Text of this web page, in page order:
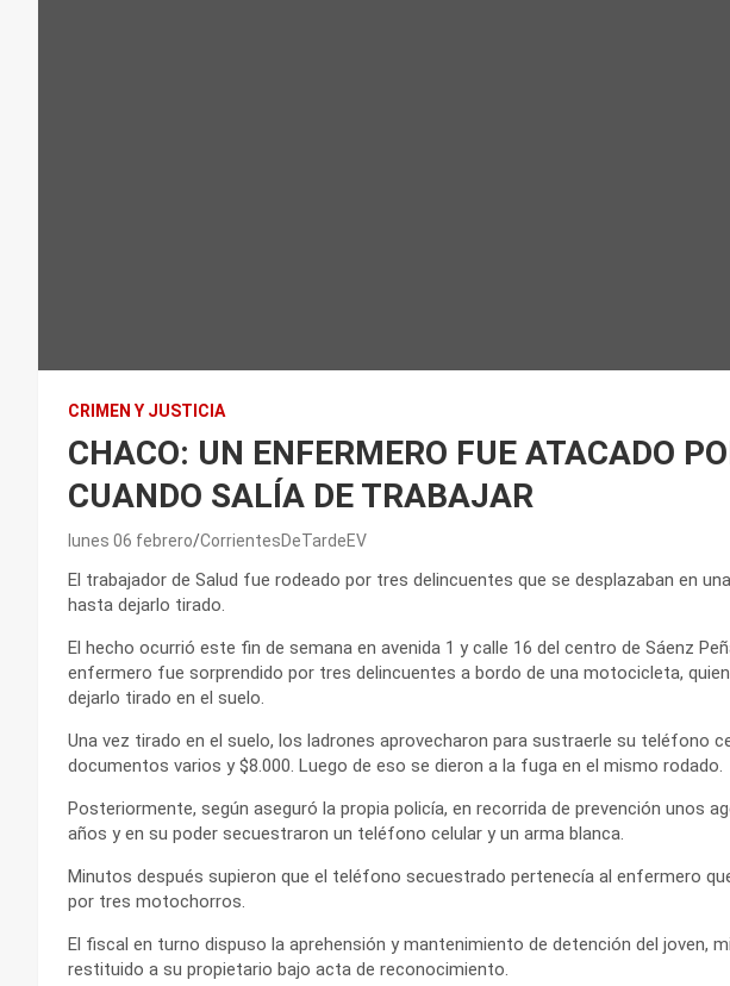
CRIMEN Y JUSTICIA
CHACO: UN ENFERMERO FUE ATACADO
CUANDO SALÍA DE TRABAJAR
lunes 06 febrero CorrientesDeTardeEV
El trabajador de Salud fue rodeado por tres delincuentes que se desplazaban en
hasta dejarlo tirado.
El hecho ocurrió este fin de semana en avenida 1 y calle 16 del centro de Sáenz
enfermero fue sorprendido por tres delincuentes a bordo de una motocicleta,
dejarlo tirado en el suelo.
Una vez tirado en el suelo, los ladrones aprovecharon para sustraerle su teléfono
documentos varios y $8.000. Luego de eso se dieron a la fuga en el mismo rodado.
Posteriormente, según aseguró la propia policía, en recorrida de prevención unos
años y en su poder secuestraron un teléfono celular y un arma blanca.
Minutos después supieron que el teléfono secuestrado pertenecía al enfermero
por tres motochorros.
El fiscal en turno dispuso la aprehensión y mantenimiento de detención del joven,
restituido a su propietario bajo acta de reconocimiento.